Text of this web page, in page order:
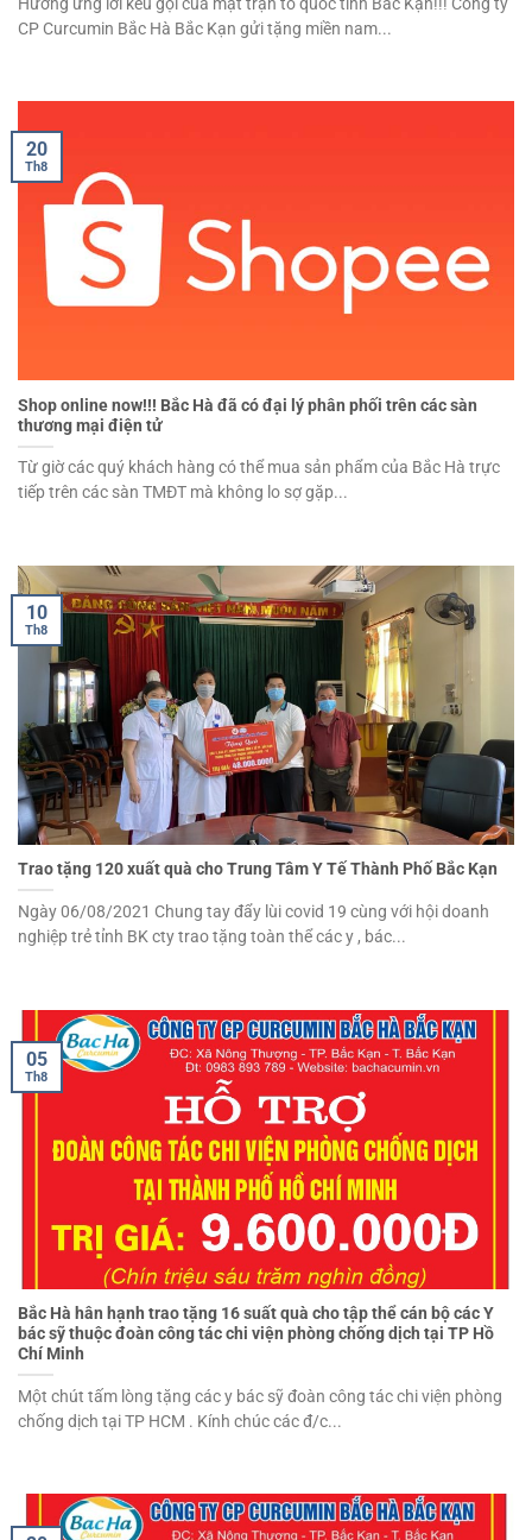
CP Curcumin Bắc Hà Bắc Kạn gửi tặng miền nam...
Shop online now!!! Bắc Hà đã có đại lý phân phối trên các sàn
thương mại điện tử
Từ giờ các quý khách hàng có thể mua sản phẩm của Bắc Hà trực
tiếp trên các sàn TMĐT mà không lo sợ gặp...
20
Th8
Trao tặng 120 xuất quà cho Trung Tâm Y Tế Thành Phố Bắc Kạn
Ngày 06/08/2021 Chung tay đẩy lùi covid 19 cùng với hội doanh
nghiệp trẻ tỉnh BK cty trao tặng toàn thể các y , bác...
10
Th8
Bắc Hà hân hạnh trao tặng 16 suất quà cho tập thể cán bộ các Y
bác sỹ thuộc đoàn công tác chi viện phòng chống dịch tại TP Hồ
Chí Minh
Một chút tấm lòng tặng các y bác sỹ đoàn công tác chi viện phòng
chống dịch tại TP HCM . Kính chúc các đ/c...
05
Th8